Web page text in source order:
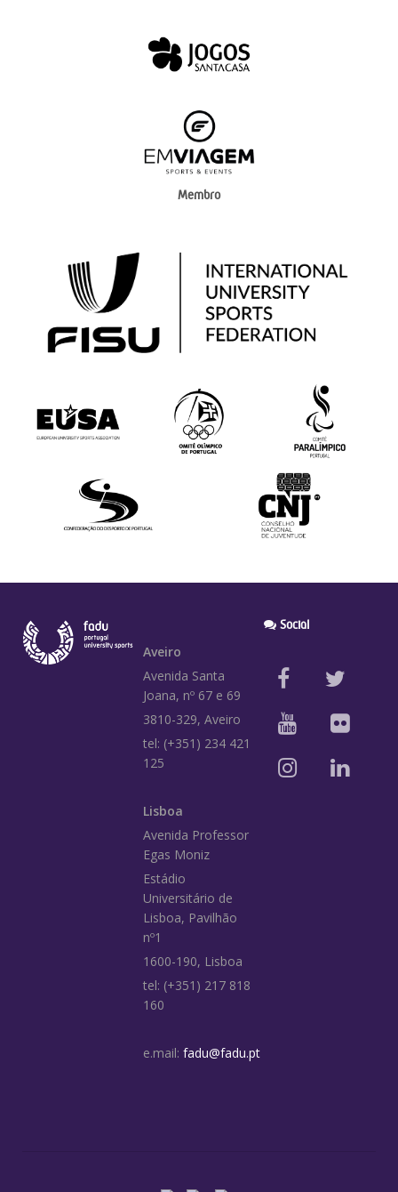
Membro
Aveiro
Avenida Santa
Joana, nº 67 e 69
3810-329, Aveiro
tel: (+351) 234 421
125
Lisboa
Avenida Professor
Egas Moniz
Estádio
Universitário de
Lisboa, Pavilhão
nº1
1600-190, Lisboa
tel: (+351) 217 818
160
e.mail: fadu@fadu.pt
Social